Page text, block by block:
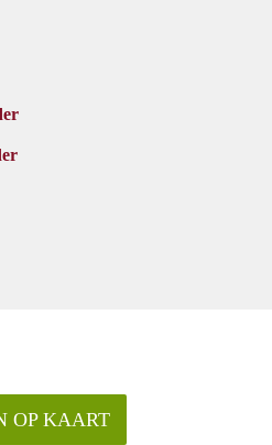
OP KAART